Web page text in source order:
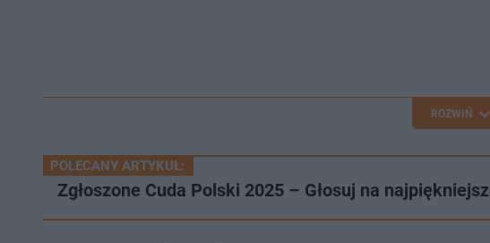
ROZWIŃ
POLECANY ARTYKUŁ:
Zgłoszone Cuda Polski 2025 – Głosuj na